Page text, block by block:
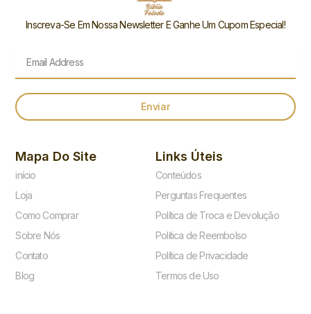
Inscreva-Se Em Nossa Newsletter E Ganhe Um Cupom Especial!
Enviar
Mapa Do Site
início
Loja
Como Comprar
Sobre Nós
Contato
Blog
Links Úteis
Conteúdos
Perguntas Frequentes
Política de Troca e Devolução
Política de Reembolso
Política de Privacidade
Termos de Uso